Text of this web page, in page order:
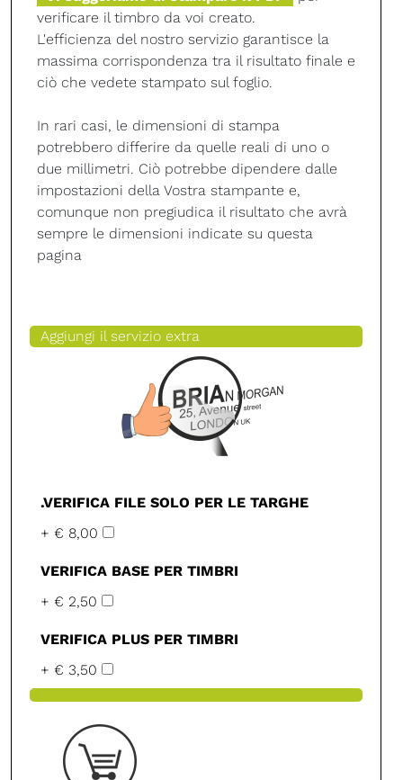
verificare il timbro da voi creato.
L'efficienza del nostro servizio garantisce la
massima corrispondenza tra il risultato finale e
ciò che vedete stampato sul foglio.
In rari casi, le dimensioni di stampa
potrebbero differire da quelle reali di uno o
due millimetri. Ciò potrebbe dipendere dalle
impostazioni della Vostra stampante e,
comunque non pregiudica il risultato che avrà
sempre le dimensioni indicate su questa
pagina
Aggiungi il servizio extra
.VERIFICA FILE SOLO PER LE TARGHE
+ € 8,00
VERIFICA BASE PER TIMBRI
+ € 2,50
VERIFICA PLUS PER TIMBRI
+ € 3,50